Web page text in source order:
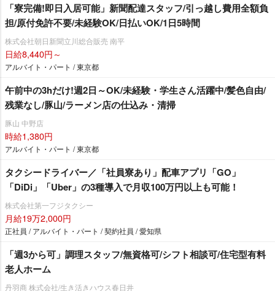
「寮完備!即日入居可能」新聞配達スタッフ/引っ越し費用全額負
担/原付免許不要/未経験OK/日払いOK/1日5時間
株式会社朝日新聞立川総合販売 南平
日給8,440円～
アルバイト・パート / 東京都
午前中の3hだけ!週2日～OK/未経験・学生さん活躍中/髪色自由/
残業なし/豚山/ラーメン店の仕込み・清掃
豚山 中野店
時給1,380円
アルバイト・パート / 東京都
タクシードライバー／「社員寮あり」配車アプリ「GO」
「DiDi」「Uber」の3種導入で月収100万円以上も可能！
株式会社第一フジタクシー
月給19万2,000円
正社員 / アルバイト・パート / 契約社員 / 愛知県
「週3から可」調理スタッフ/無資格可/シフト相談可/住宅型有料
老人ホーム
丹羽商 株式会社/生き活きハウス春日井